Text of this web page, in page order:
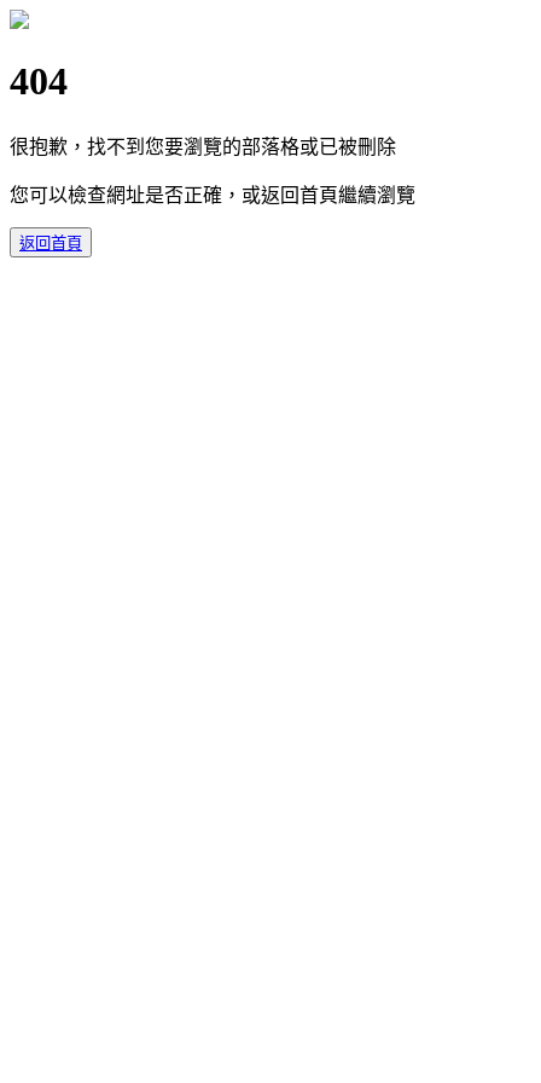
404
很抱歉，找不到您要瀏覽的部落格或已被刪除
您可以檢查網址是否正確，或返回首頁繼續瀏覽
返回首頁